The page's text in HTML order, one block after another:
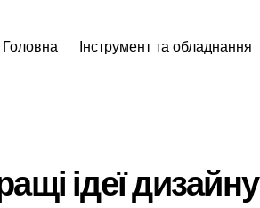
Головна Інструмент та обладнання
ідеї дизайну